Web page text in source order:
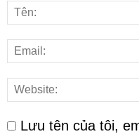
Lưu tên của tôi,